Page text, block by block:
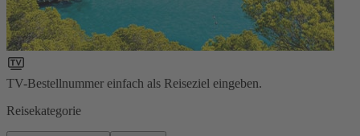
TV-Bestellnummer einfach als Reiseziel eingeben.
Reisekategorie